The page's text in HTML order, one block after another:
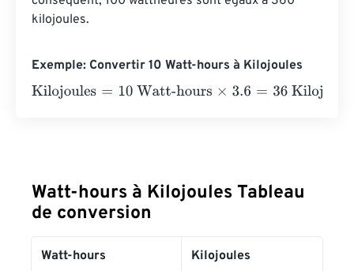
kilojoules.
Exemple: Convertir 10 Watt-hours à Kilojoules
Kilojoules=10 Watt-hours×3.6=36 Kilojoules
Watt-hours à Kilojoules Tableau
de conversion
Watt-hours Kilojoules